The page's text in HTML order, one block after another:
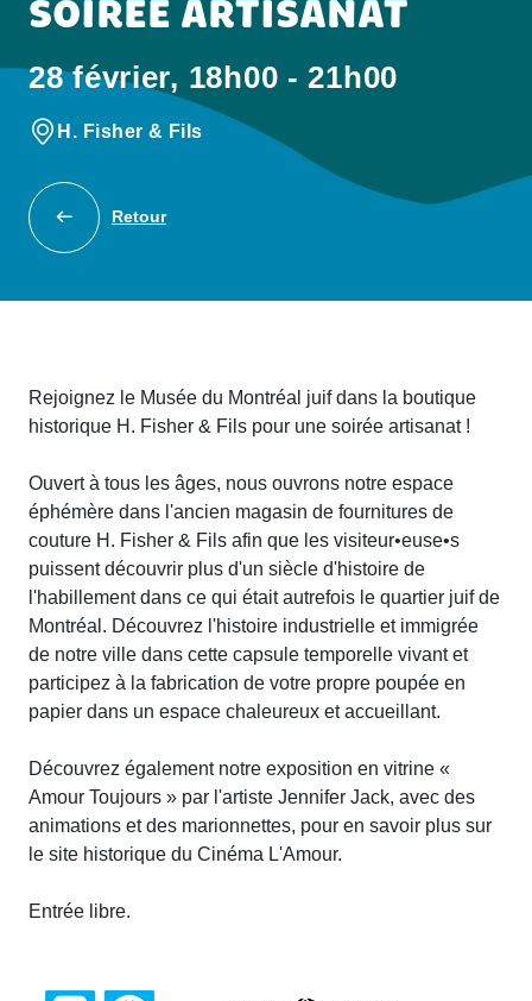
SOIRÉE ARTISANAT
28 février, 18h00 - 21h00
H. Fisher & Fils
Retour
Rejoignez le Musée du Montréal juif dans la boutique
historique H. Fisher & Fils pour une soirée artisanat !
Ouvert à tous les âges, nous ouvrons notre espace
éphémère dans l'ancien magasin de fournitures de
couture H. Fisher & Fils afin que les visiteur•euse•s
puissent découvrir plus d'un siècle d'histoire de
l'habillement dans ce qui était autrefois le quartier juif de
Montréal. Découvrez l'histoire industrielle et immigrée
de notre ville dans cette capsule temporelle vivant et
participez à la fabrication de votre propre poupée en
papier dans un espace chaleureux et accueillant.
Découvrez également notre exposition en vitrine «
Amour Toujours » par l'artiste Jennifer Jack, avec des
animations et des marionnettes, pour en savoir plus sur
le site historique du Cinéma L'Amour.
Entrée libre.